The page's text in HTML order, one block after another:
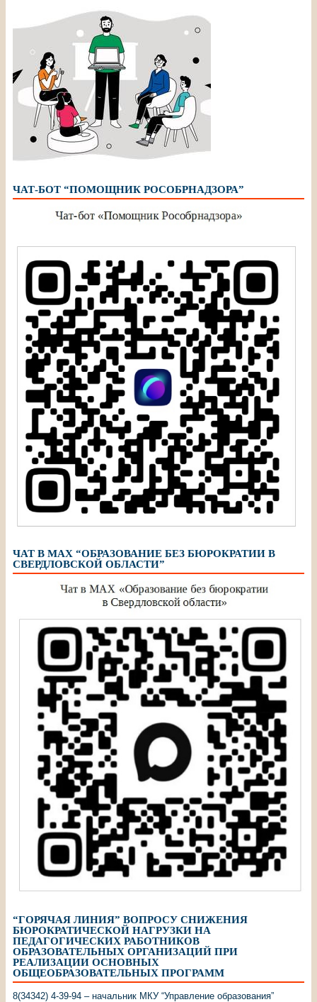
ЧАТ-БОТ “ПОМОЩНИК РОСОБРНАДЗОРА”
ЧАТ В МАХ “ОБРАЗОВАНИЕ БЕЗ БЮРОКРАТИИ В
СВЕРДЛОВСКОЙ ОБЛАСТИ”
“ГОРЯЧАЯ ЛИНИЯ” ВОПРОСУ СНИЖЕНИЯ
БЮРОКРАТИЧЕСКОЙ НАГРУЗКИ НА
ПЕДАГОГИЧЕСКИХ РАБОТНИКОВ
ОБРАЗОВАТЕЛЬНЫХ ОРГАНИЗАЦИЙ ПРИ
РЕАЛИЗАЦИИ ОСНОВНЫХ
ОБЩЕОБРАЗОВАТЕЛЬНЫХ ПРОГРАММ
8(34342) 4-39-94 – начальник МКУ “Управление образования”